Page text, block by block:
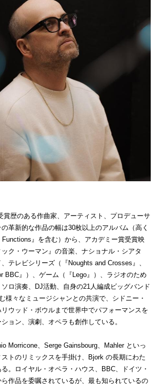
賞歴のある作曲家、アーティスト、プロデューサ
革新的な作品の幅は30枚以上のアルバム（高く
Functions』を含む）から、アカデミー賞受賞映
ク・ウーマン』の音楽、ナショナル・シアタ
テレビシリーズ（『 Noughts and Crosses』、
BBC』）、ゲーム（『 Lego』）、ラジオのため
ロ演奏、
DJ活動、自身の21人編成ビッグバンド
様々なミュージシャンとの共演で、シドニー・
ウッド・ボウルまで世界中でパフォーマンスを
ョン、演劇、オペラも創作している。
Morricone、 Serge Gainsbourg、 Mahler といっ
トのリミックスを手掛け、
Bjork の長期にわた
。ロイヤル・オペラ・ハウス、
BBC、ドイツ・
作品を委嘱されているが、最も知られているの